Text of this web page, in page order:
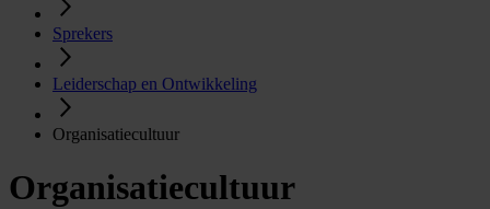
Sprekers
Leiderschap en Ontwikkeling
Organisatiecultuur
Organisatiecultuur